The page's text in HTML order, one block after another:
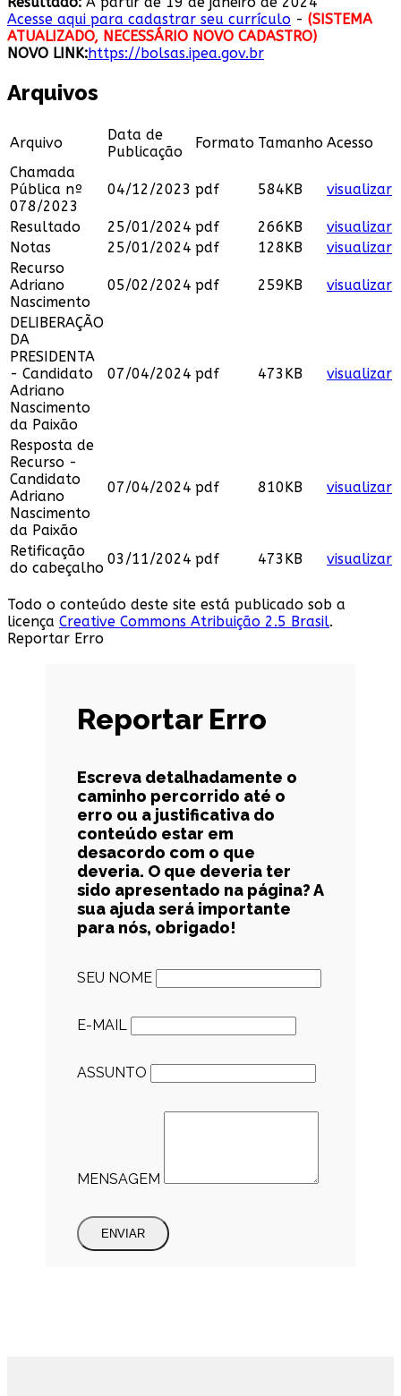
Acesse aqui para cadastrar seu currículo - (SISTEMA
ATUALIZADO, NECESSÁRIO NOVO CADASTRO)
NOVO LINK:https://bolsas.ipea.gov.br
Arquivos
Arquivo
Data de
Publicação
Formato Tamanho Acesso
Chamada
Pública nº
078/2023
04/12/2023 pdf 584KB visualizar
Resultado 25/01/2024 pdf 266KB
visualizar
Notas
25/01/2024 pdf 128KB
visualizar
Recurso
Adriano
Nascimento
05/02/2024 pdf 259KB visualizar
DELIBERAÇÃO
DA
PRESIDENTA
- Candidato
Adriano
Nascimento
da Paixão
07/04/2024 pdf 473KB visualizar
Resposta de
Recurso -
Candidato
Adriano
Nascimento
da Paixão
07/04/2024 pdf 810KB visualizar
Retificação
do cabeçalho
03/11/2024 pdf 473KB visualizar
Todo o conteúdo deste site está publicado sob a
licença Creative Commons Atribuição 2.5 Brasil.
Reportar Erro
Reportar Erro
Escreva detalhadamente o
caminho percorrido até o
erro ou a justificativa do
conteúdo estar em
desacordo com o que
deveria. O que deveria ter
sido apresentado na página? A
sua ajuda será importante
para nós, obrigado!
SEU NOME
E-MAIL
ASSUNTO
MENSAGEM
ENVIAR